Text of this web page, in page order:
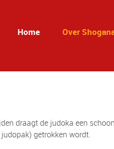
Home Over
draagt de judoka een
getrokken wordt.